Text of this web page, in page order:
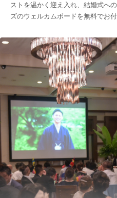
ストを温かく迎え入れ、結婚式へ
ズのウェルカムボードを無料でお付